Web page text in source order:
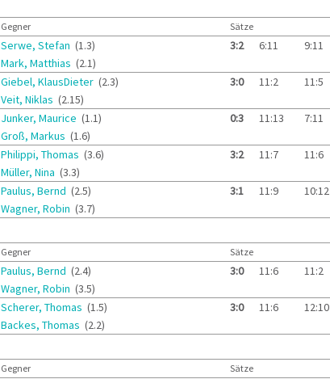
Gegner Sätze
Serwe, Stefan (1.3)
Mark, Matthias (2.1)
3:2 6:11 9:11
Giebel, KlausDieter (2.3)
Veit, Niklas (2.15)
3:0 11:2 11:5
Junker, Maurice (1.1)
Groß, Markus (1.6)
0:3 11:13 7:11
Philippi, Thomas (3.6)
Müller, Nina (3.3)
3:2 11:7 11:6
Paulus, Bernd (2.5)
Wagner, Robin (3.7)
3:1 11:9 10:12
Gegner Sätze
Paulus, Bernd (2.4)
Wagner, Robin (3.5)
3:0 11:6 11:2
Scherer, Thomas (1.5)
Backes, Thomas (2.2)
3:0 11:6 12:10
Gegner Sätze